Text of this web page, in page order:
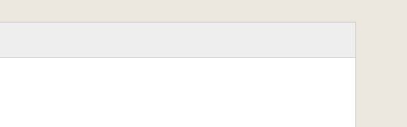
帳/6 紀伊帳/7 越前帳)
増加政策/4 不動穀使用/5 「出雲国風土記」の